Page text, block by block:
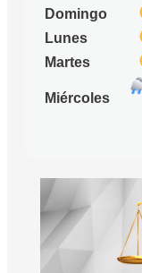
Domingo
Lunes
Martes
Miércoles